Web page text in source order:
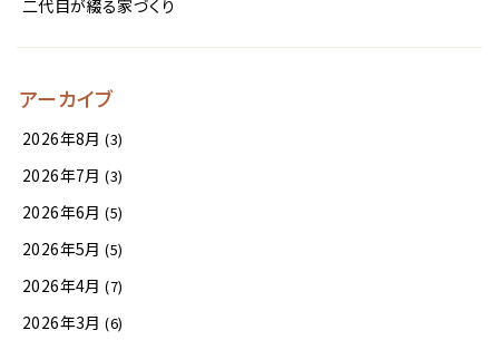
二代目が綴る家づくり
アーカイブ
2026年8月 (3)
2026年7月 (3)
2026年6月 (5)
2026年5月 (5)
2026年4月 (7)
2026年3月 (6)